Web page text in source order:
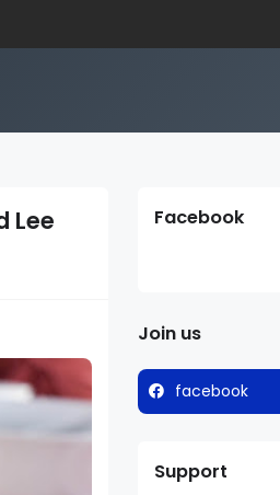
Lee Facebook
Join us
facebook
Support